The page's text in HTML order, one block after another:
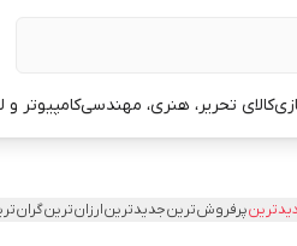
کالای تحریر، هنری، مهندسیکامپیوتر
پرفروش‌ترینجدیدترینارزان‌ترین